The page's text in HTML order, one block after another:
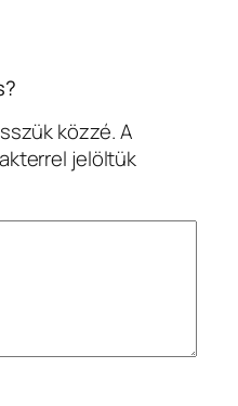
közzé.A
jelöltük